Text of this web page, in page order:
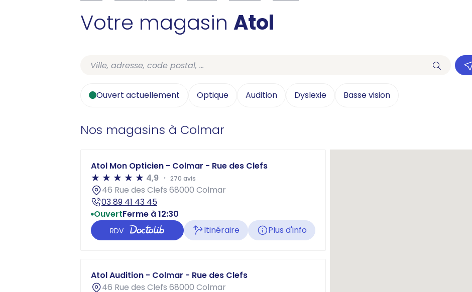
Votre magasin Atol
Ouvert actuellement Optique Audition Dyslexie Basse vision
Nos magasins à Colmar
Atol Mon Opticien - Colmar - Rue des Clefs
4,9
270 avis
46 Rue des Clefs 68000 Colmar
03 89 41 43 45
OuvertFerme à 12:30
RDV Itinéraire Plus d'info
Atol Audition - Colmar - Rue des Clefs
46 Rue des Clefs 68000 Colmar